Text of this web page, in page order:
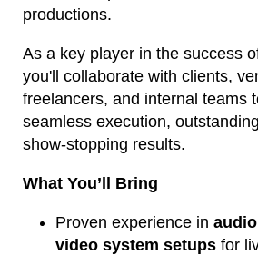
productions.
As a key player in the success
you'll collaborate with clients,
freelancers, and internal teams
seamless execution,
show-stopping results.
What You’ll Bring
Proven experience in
video system setups for